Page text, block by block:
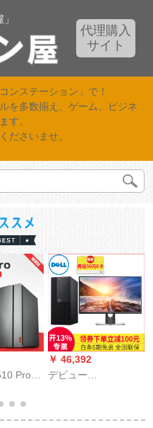
代理購入
サイト
ンステーション」で！
を多数揃え、ゲーム、ビジネ
す。
ださいませ。
Probi
台完成
G 12+1
￥ 46,392
デビュー
体ケネル3050 MTの